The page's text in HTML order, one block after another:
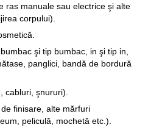
ras manuale sau electrice şi alte
corpului).
şi tip bumbac, in şi tip in,
panglici, bandă de bordură
cabluri, şnururi).
finisare, alte mărfuri
peliculă, mochetă etc.).